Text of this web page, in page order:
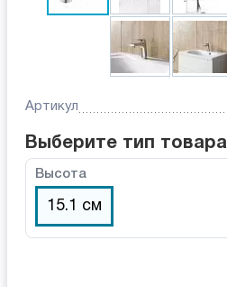
Артикул
Выберите тип товара
Высота
15.1 см